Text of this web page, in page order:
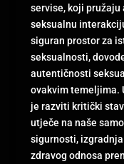
servise, koji pružaju
seksualnu
siguran prostor za
seksualnosti,
autentičnosti
ovakvim temeljima.
je razviti kritički
utječe na naše
sigurnosti,
zdravog odnosa